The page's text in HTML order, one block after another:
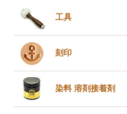
工具
刻印
染料 溶剤接着剤